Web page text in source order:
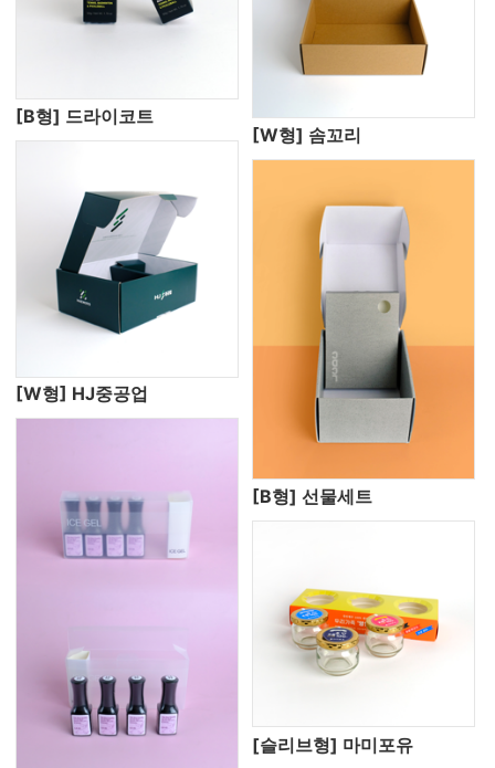
[B형] 드라이코트
[W형] 솜꼬리
[W형] HJ중공업
[B형] 선물세트
[슬리브형] 마미포유